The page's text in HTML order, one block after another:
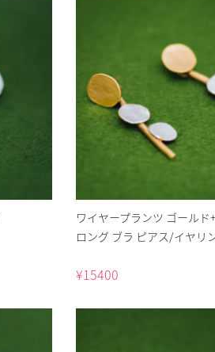
ワイヤープランツ ゴールド
ロング ブラ ピアス/イヤリ
¥15400